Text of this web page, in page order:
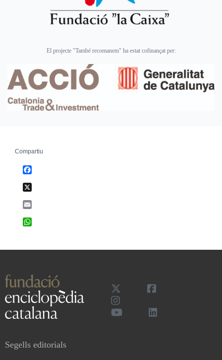
El projecte "També recomanem" ha estat cofinançat per:
Compartiu
Segells editorials